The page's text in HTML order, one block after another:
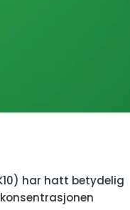
har hatt betydelig